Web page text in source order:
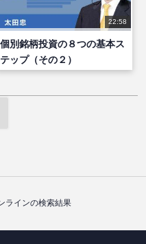
22:58
個別銘柄投資の８つの基本ス
テップ（その２）
ラインの検索結果